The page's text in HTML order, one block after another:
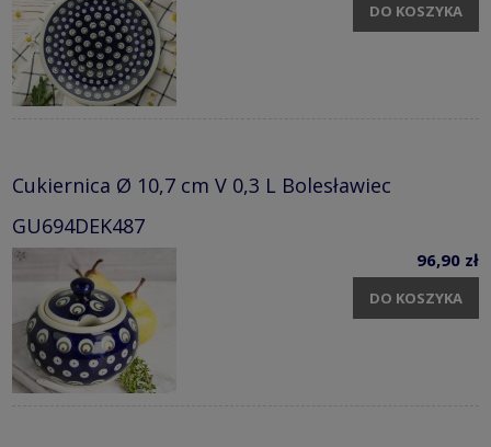
DO KOSZYKA
Cukiernica Ø 10,7 cm V 0,3 L Bolesławiec
GU694DEK487
96,90 zł
DO KOSZYKA